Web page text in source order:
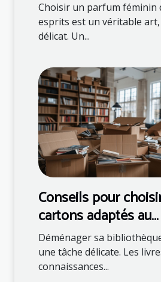
Choisir un parfum féminin
esprits est un véritable
délicat. Un...
Conseils pour
cartons adaptés au
déménagement de
Déménager sa
une tâche délicate. Les
connaissances...